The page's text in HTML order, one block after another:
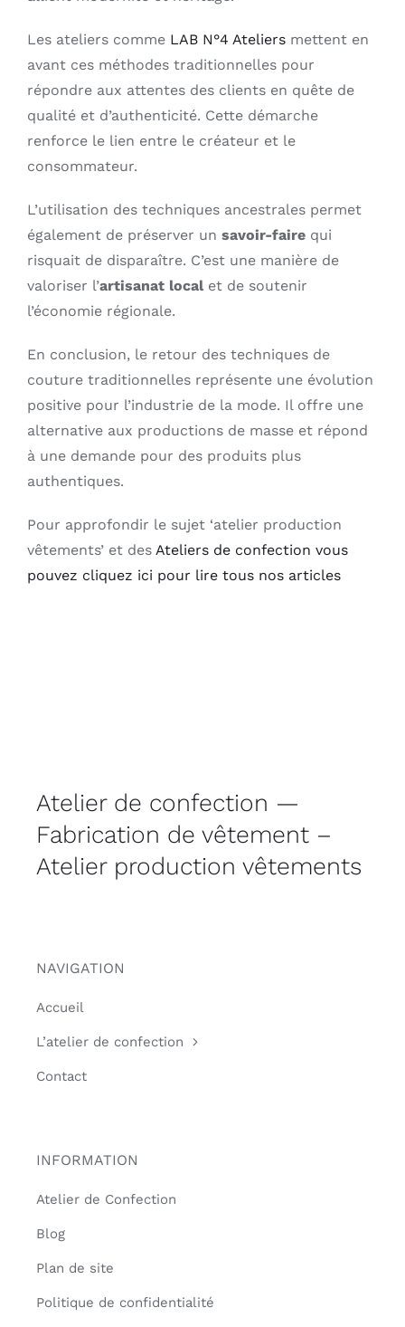
Les ateliers comme LAB N°4 Ateliersmettent en
avant ces méthodes traditionnelles pour
répondre aux attentes des clients en quête de
qualité et d’authenticité. Cette démarche
renforce le lien entre le créateur et le
consommateur.
L’utilisation des techniques ancestrales permet
également de préserver un savoir-fairequi
risquait de disparaître. C’est une manière de
valoriser l’artisanat localet de soutenir
l’économie régionale.
En conclusion, le retour des techniques de
couture traditionnelles représente une évolution
positive pour l’industrie de la mode. Il offre une
alternative aux productions de masse et répond
à une demande pour des produits plus
authentiques.
Pour approfondir le sujet ‘atelier production
vêtements’ et des Ateliers de confection vous
pouvez cliquez ici pour lire tous nos articles
Atelier de confection —
Fabrication de vêtement –
Atelier production vêtements
NAVIGATION
Accueil
L’atelier de confection
Contact
INFORMATION
Atelier de Confection
Blog
Plan de site
Politique de confidentialité